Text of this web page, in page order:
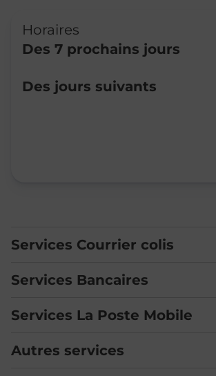
Horaires
Des 7 prochains jours
Lundi
Fermé
Des jours suivants
Services Courrier colis
Services Bancaires
Services La Poste Mobile
Autres services